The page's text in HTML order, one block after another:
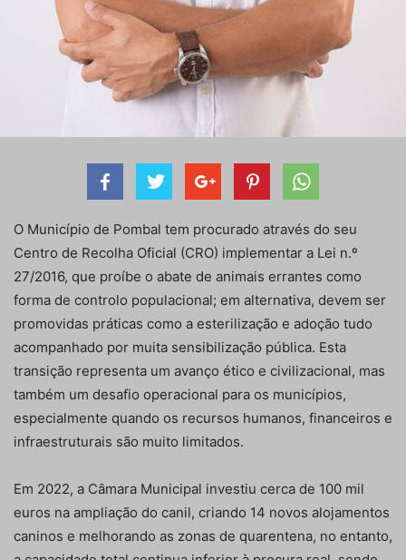
O Município de Pombal tem procurado através do seu
Centro de Recolha Oficial (CRO) implementar a Lei n.º
27/2016, que proíbe o abate de animais errantes como
forma de controlo populacional; em alternativa, devem ser
promovidas práticas como a esterilização e adoção tudo
acompanhado por muita sensibilização pública. Esta
transição representa um avanço ético e civilizacional, mas
também um desafio operacional para os municípios,
especialmente quando os recursos humanos, financeiros e
infraestruturais são muito limitados.
Em 2022, a Câmara Municipal investiu cerca de 100 mil
euros na ampliação do canil, criando 14 novos alojamentos
caninos e melhorando as zonas de quarentena, no entanto,